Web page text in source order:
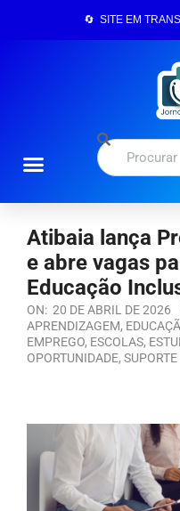
🔄 SITE EM
Atibaia lança
e abre vagas
Educação
ON: 20 DE ABRIL DE 2026
APRENDIZAGEM,
EMPREGO, ESCOLAS,
OPORTUNIDADE,